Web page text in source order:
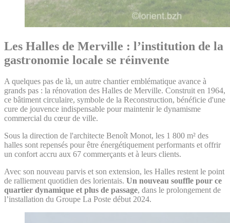
Les Halles de Merville : l’institution de la
gastronomie locale se réinvente
A quelques pas de là, un autre chantier emblématique avance à
grands pas : la rénovation des Halles de Merville. Construit en 1964,
ce bâtiment circulaire, symbole de la Reconstruction, bénéficie d'une
cure de jouvence indispensable pour maintenir le dynamisme
commercial du cœur de ville.
Sous la direction de l'architecte Benoît Monot, les 1 800 m² des
halles sont repensés pour être énergétiquement performants et offrir
un confort accru aux 67 commerçants et à leurs clients.
Avec son nouveau parvis et son extension, les Halles restent le point
de ralliement quotidien des lorientais. Un nouveau souffle pour ce
quartier dynamique et plus de passage, dans le prolongement de
l’installation du Groupe La Poste début 2024.